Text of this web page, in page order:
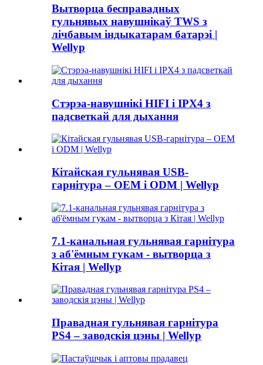
Вытворца бесправадных
гульнявых навушнікаў TWS з
лічбавым індыкатарам батарэі |
Wellyp
Стэрэа-навушнікі HIFI і IPX4 з
падсветкай для дыхання
Кітайская гульнявая USB-
гарнітура – ​​OEM і ODM | Wellyp
7.1-канальная гульнявая гарнітура
з аб'ёмным гукам - вытворца з
Кітая | Wellyp
Правадная гульнявая гарнітура
PS4 – заводскія цэны | Wellyp